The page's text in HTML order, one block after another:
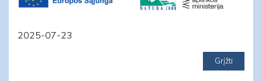
2025-07-23